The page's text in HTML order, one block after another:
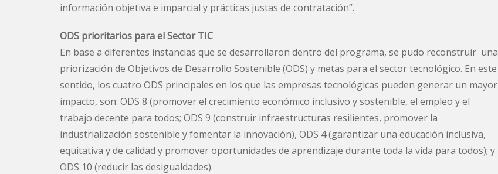
información objetiva e imparcial y prácticas justas de contratación”.
ODS prioritarios para el Sector TIC
En base a diferentes instancias que se desarrollaron dentro del programa, se pudo reconstruir una
priorización de Objetivos de Desarrollo Sostenible (ODS) y metas para el sector tecnológico. En este
sentido, los cuatro ODS principales en los que las empresas tecnológicas pueden generar un mayor
impacto, son: ODS 8 (promover el crecimiento económico inclusivo y sostenible, el empleo y el
trabajo decente para todos; ODS 9 (construir infraestructuras resilientes, promover la
industrialización sostenible y fomentar la innovación), ODS 4 (garantizar una educación inclusiva,
equitativa y de calidad y promover oportunidades de aprendizaje durante toda la vida para todos); y
ODS 10 (reducir las desigualdades).